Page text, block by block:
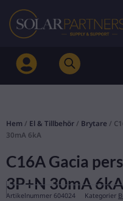
Hoppa
innehåll
Hem / El & Tillbehör / Brytare /
30mA 6kA
C16A Gacia
3P+N 30mA 6kA
Artikelnummer 604024 Kategorier